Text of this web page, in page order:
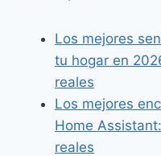
Los mejores
tu hogar en
reales
Los mejores
Home
reales